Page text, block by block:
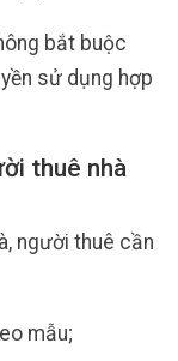
bắt buộc
sử dụng hợp
thuê nhà
người thuê cần
mẫu;